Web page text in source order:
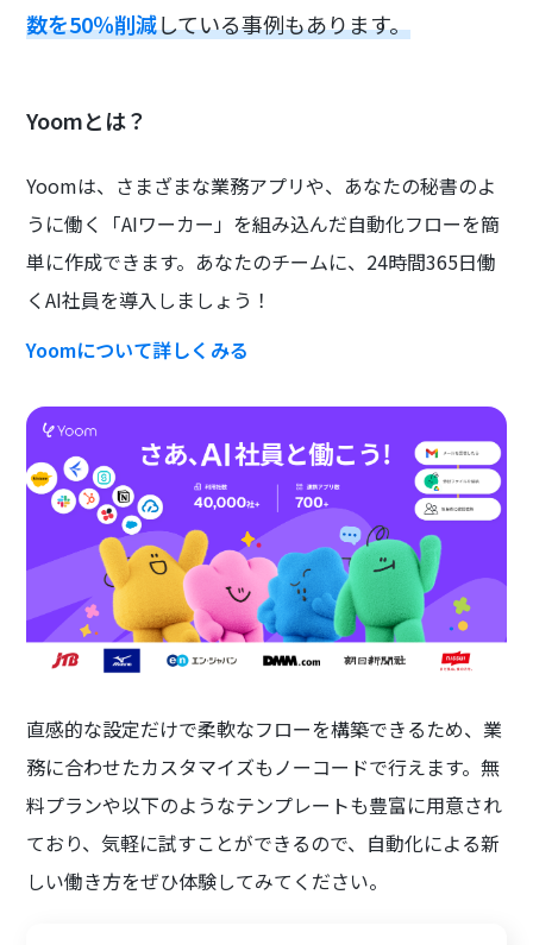
数を50％削減している事例もあります。
Yoomとは？
Yoomは、さまざまな業務アプリや、あなたの秘書のよ
うに働く「AIワーカー」を組み込んだ自動化フローを簡
単に作成できます。あなたのチームに、24時間365日働
くAI社員を導入しましょう！
Yoomについて詳しくみる
直感的な設定だけで柔軟なフローを構築できるため、業
務に合わせたカスタマイズもノーコードで行えます。無
料プランや以下のようなテンプレートも豊富に用意され
ており、気軽に試すことができるので、自動化による新
しい働き方をぜひ体験してみてください。